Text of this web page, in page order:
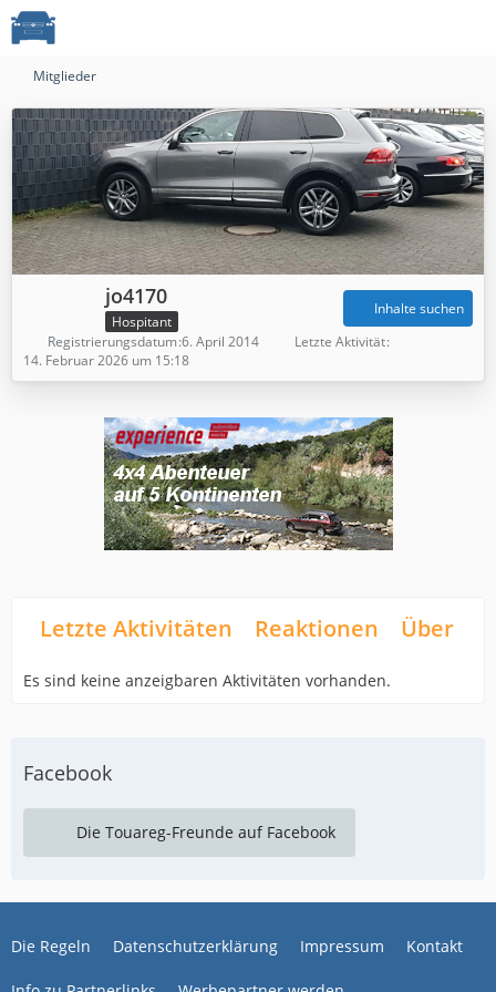
Mitglieder
jo4170
Hospitant
Inhalte suchen
Registrierungsdatum 6. April 2014
Letzte Aktivität
14. Februar 2026 um 15:18
Letzte Aktivitäten Reaktionen Über
Es sind keine anzeigbaren Aktivitäten vorhanden.
Facebook
Die Touareg-Freunde auf Facebook
Die Regeln Datenschutzerklärung Impressum Kontakt